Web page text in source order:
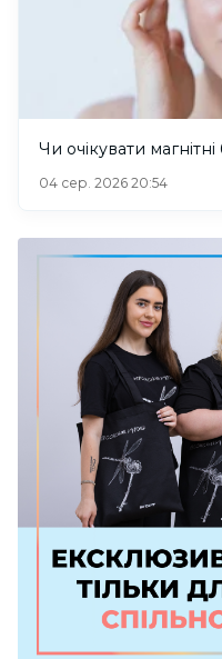
Чи очікувати
04 сер. 2026 20:54